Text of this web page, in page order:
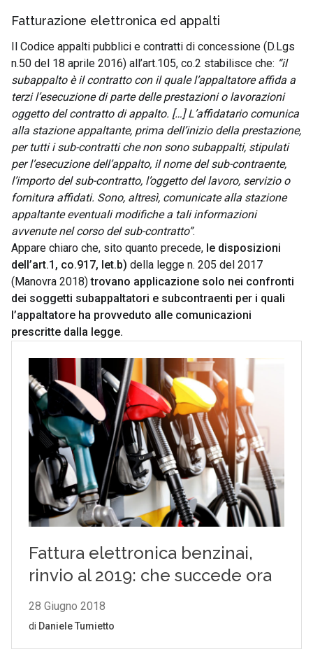
Fatturazione elettronica ed appalti
Il Codice appaltipubblici e contratti di concessione (D.Lgs
n.50 del 18 aprile 2016) all’art.105, co.2 stabilisce che: “il
subappalto è il contratto con il quale l’appaltatore affida a
terzi l’esecuzione di parte delle prestazioni o lavorazioni
oggetto del contratto di appalto. […] L’affidatario comunica
alla stazione appaltante, prima dell’inizio della prestazione,
per tutti i sub-contratti che non sono subappalti, stipulati
per l’esecuzione dell’appalto, il nome del sub-contraente,
l’importo del sub-contratto, l’oggetto del lavoro, servizio o
fornitura affidati. Sono, altresì, comunicate alla stazione
appaltante eventuali modifiche a tali informazioni
avvenute nel corso del sub-contratto”.
Appare chiaro che, sito quanto precede, le disposizioni
dell’art.1, co.917, let.b) della legge n. 205 del 2017
(Manovra 2018)trovano applicazione solo nei confronti
dei soggetti subappaltatori e subcontraenti per i quali
l’appaltatore ha provveduto alle comunicazioni
prescritte dalla legge.